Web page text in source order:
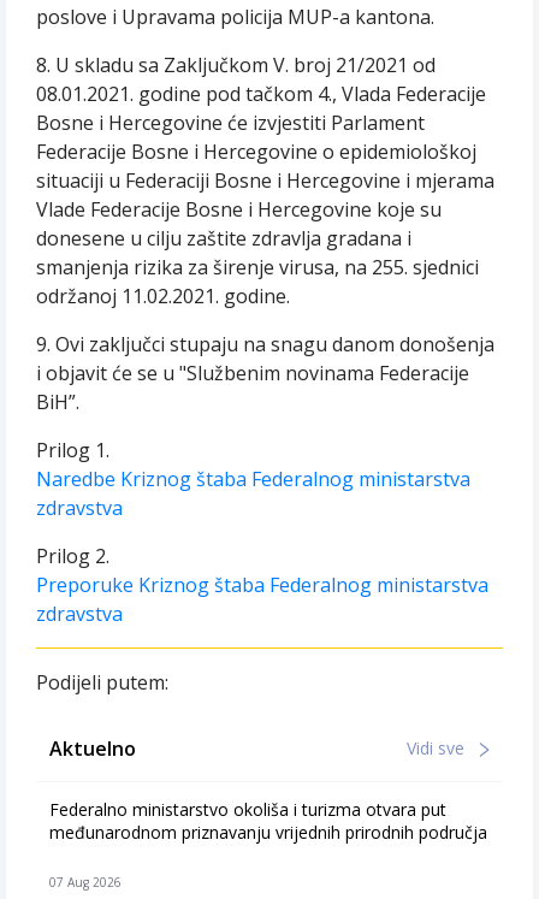
poslove i Upravama policija MUP-a kantona.
8. U skladu sa Zaključkom V. broj 21/2021 od
08.01.2021. godine pod tačkom 4., Vlada Federacije
Bosne i Hercegovine će izvjestiti Parlament
Federacije Bosne i Hercegovine o epidemiološkoj
situaciji u Federaciji Bosne i Hercegovine i mjerama
Vlade Federacije Bosne i Hercegovine koje su
donesene u cilju zaštite zdravlja gradana i
smanjenja rizika za širenje virusa, na 255. sjednici
održanoj 11.02.2021. godine.
9. Ovi zaključci stupaju na snagu danom donošenja
i objavit će se u "Službenim novinama Federacije
BiH”.
Prilog 1.
Naredbe Kriznog štaba Federalnog ministarstva
zdravstva
Prilog 2.
Preporuke Kriznog štaba Federalnog ministarstva
zdravstva
Podijeli putem:
Aktuelno Vidi sve
Federalno ministarstvo okoliša i turizma otvara put
međunarodnom priznavanju vrijednih prirodnih područja
07 Aug 2026